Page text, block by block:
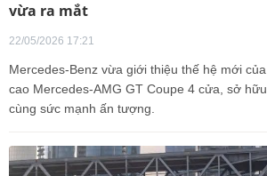
vừa ra mắt
22/05/2026 17:21
Mercedes-Benz vừa giới thiệu thế hệ mới
cao Mercedes-AMG GT Coupe 4 cửa, sở
cùng sức mạnh ấn tượng.